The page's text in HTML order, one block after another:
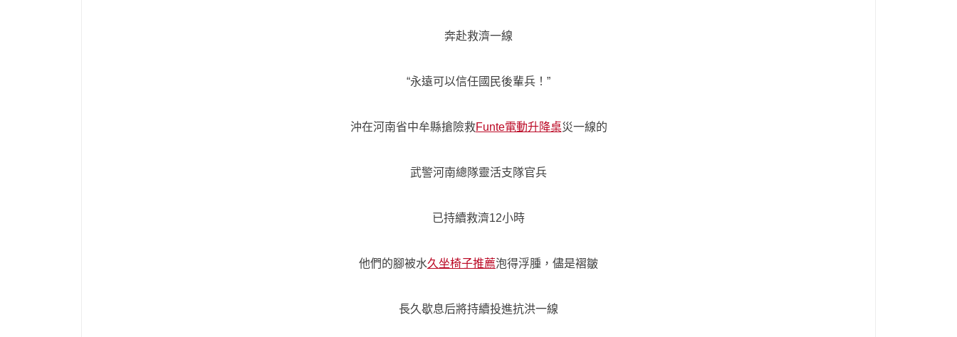
奔赴救濟一線
“永遠可以信任國民後輩兵！”
沖在河南省中牟縣搶險救Funte電動升降桌災一線的
武警河南總隊靈活支隊官兵
已持續救濟12小時
他們的腳被水久坐椅子推薦泡得浮腫，儘是褶皺
長久歇息后將持續投進抗洪一線